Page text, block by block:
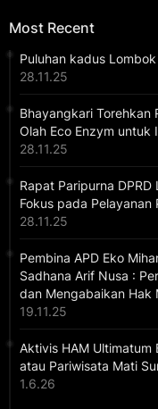
Most Recent
Puluhan kadus
28.11.25
Bhayangkari Torehkan
Olah Eco Enzym untuk
28.11.25
Rapat Paripurna
Fokus pada
28.11.25
Pembina APD Eko
Sadhana Arif Nusa :
dan Mengabaikan Hak
19.11.25
Aktivis HAM Ultimatum
atau Pariwisata Mati
1.6.26